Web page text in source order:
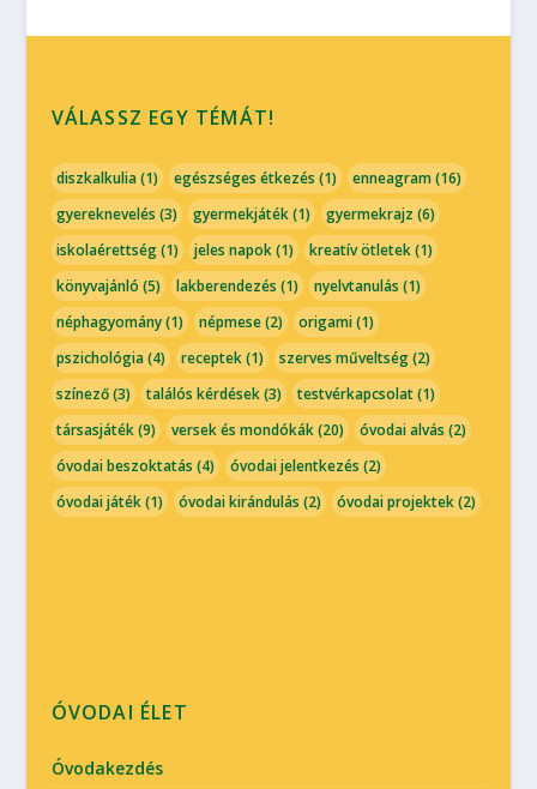
VÁLASSZ EGY TÉMÁT!
diszkalkulia(1) egészséges étkezés (1) enneagram(16)
gyereknevelés (3) gyermekjáték(1) gyermekrajz (6)
iskolaérettség(1) jeles napok(1) kreatív ötletek(1)
könyvajánló (5) lakberendezés (1) nyelvtanulás (1)
néphagyomány(1) népmese(2) origami(1)
pszichológia(4) receptek(1) szerves műveltség(2)
színező(3) találós kérdések(3) testvérkapcsolat(1)
társasjáték(9) versek és mondókák(20) óvodai alvás (2)
óvodai beszoktatás (4) óvodai jelentkezés (2)
óvodai játék(1) óvodai kirándulás (2) óvodai projektek(2)
ÓVODAI ÉLET
Óvodakezdés